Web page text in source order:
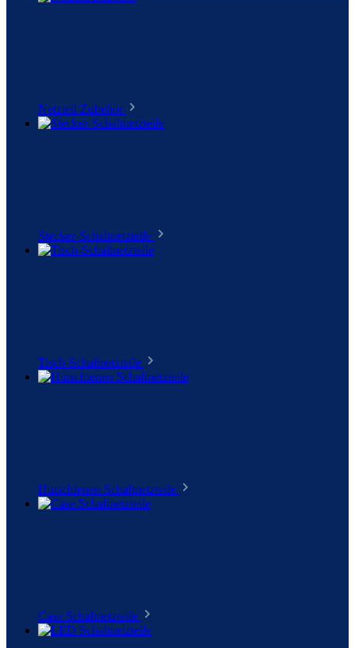
Netzteil Zubehör
Stecker-Schaltnetzteile
Tisch-Schaltnetzteile
Hutschienen Schaltnetzteile
Case Schaltnetzteile